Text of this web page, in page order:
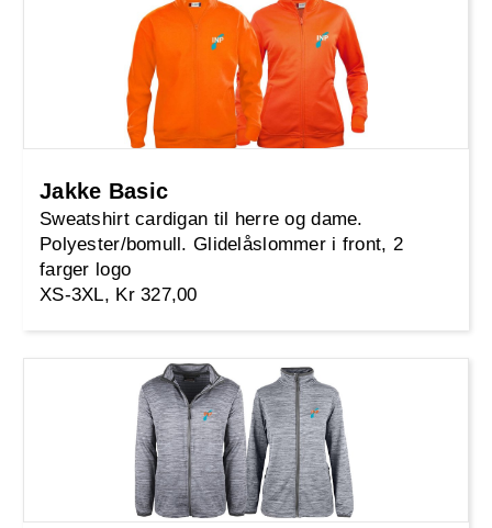
Jakke Basic
Sweatshirt cardigan til herre og dame.
Polyester/bomull. Glidelåslommer i front, 2
farger logo
XS-3XL, Kr 327,00